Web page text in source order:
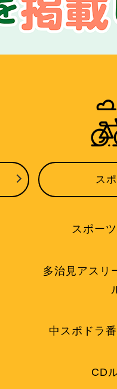
ス
スポー
多治見アスリ
中スポドラ
CD